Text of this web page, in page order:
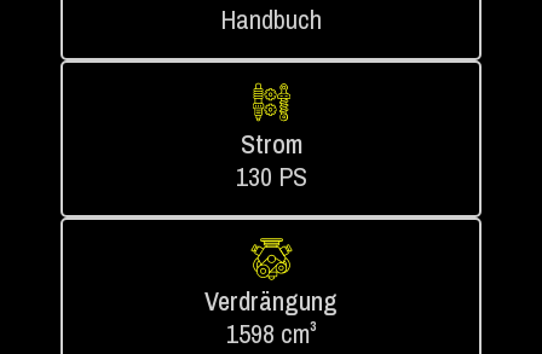
Handbuch
Strom
130 PS
Verdrängung
1598 cm³